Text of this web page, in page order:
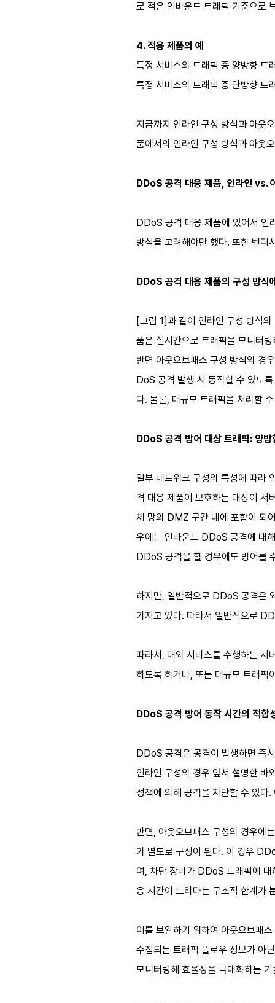
로 적은 인바운드 트래픽 기준으로
4. 적용 제품의 예
특정 서비스의 트래픽 중 양방향
특정 서비스의 트래픽 중 단방향
지금까지 인라인 구성 방식과 아웃
품에서의 인라인 구성 방식과 아웃
DDoS 공격 대응 제품, 인라인 vs.
DDoS 공격 대응 제품에 있어서 인
방식을 고려해야만 했다. 또한 벤더
DDoS 공격 대응 제품의 구성 방식
[그림 1]과 같이 인라인 구성 방식
품은 실시간으로 트래픽을 모니터
반면 아웃오브패스 구성 방식의 경
DoS 공격 발생 시 동작할 수 있도
다. 물론, 대규모 트래픽을 처리할
DDoS 공격 방어 대상 트래픽: 양방
일부 네트워크 구성의 특성에 따라
격 대응 제품이 보호하는 대상이 서
체 망의 DMZ 구간 내에 포함이 되
우에는 인바운드 DDoS 공격에 대
DDoS 공격을 할 경우에도 방어를
하지만, 일반적으로 DDoS 공격은
가지고 있다. 따라서 일반적으로
따라서, 대외 서비스를 수행하는
하도록 하거나, 또는 대규모 트래
DDoS 공격 방어 동작 시간의 적합
DDoS 공격은 공격이 발생하면 즉
인라인 구성의 경우 앞서 설명한
정책에 의해 공격을 차단할 수 있
반면, 아웃오브패스 구성의 경우에
가 별도로 구성이 된다. 이 경우
여, 차단 장비가 DDoS 트래픽에 대
응 시간이 느리다는 구조적 한계가
이를 보완하기 위하여 아웃오브패
수집되는 트래픽 플로우 정보가 아
모니터링해 효율성을 극대화하는